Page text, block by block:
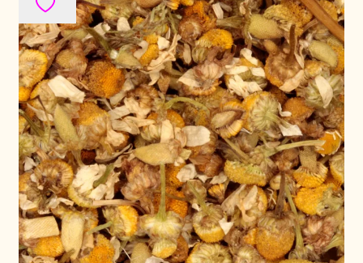
Newsletter
Newsletter
Nieuwsbrief
Notre vision du thé
Nuestra visión del té
Online shop